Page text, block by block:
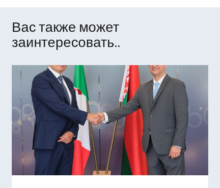
Вас также может
заинтересовать..